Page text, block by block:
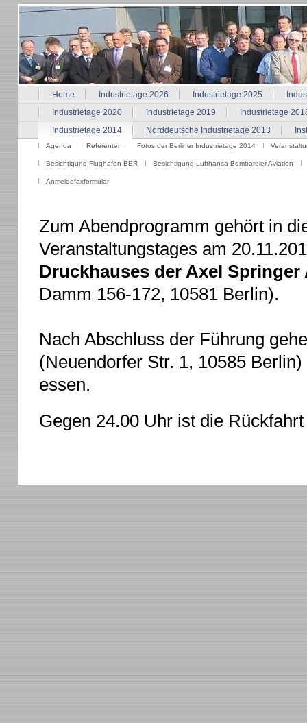
Home Industrietage 2026 Industrietage 2025
Industrietage 2020
Industrietage 2019
Industrietage
Industrietage 2014
Norddeutsche Industrietage 2013
Agenda Referenten Fotos der Berliner Industrietage 2014
Besichtigung Flughafen BER Besichtigung Lufthansa Bombardier Aviation
Anmeldefaxformular
Zum Abendprogramm gehört in
Veranstaltungstages am
Druckhauses der Axel Springer
Damm 156-172, 10581 Berlin).
Nach Abschluss der Führung
(Neuendorfer Str. 1, 10585
essen.
Gegen 24.00 Uhr ist die